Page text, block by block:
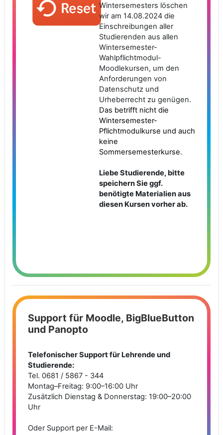
Wintersemesters löschen
wir am 14.08.2024die
Einschreibungen aller
Studierenden aus allen
Wintersemester-
Wahlpflichtmodul-
Moodlekursen, um den
Anforderungen von
Datenschutz und
Urheberrecht zu genügen.
Das betrifft nicht die
Wintersemester-
Pflichtmodulkurse und auch
keine
Sommersemesterkurse.
Liebe Studierende, bitte
speichern Sie ggf.
benötigte Materialien aus
diesen Kursen vorher ab.
Support für Moodle,BigBlueButton
und Panopto
Telefonischer Support für Lehrende und
Studierende:
Tel. 0681 / 5867 - 344
Montag–Freitag: 9:00–16:00 Uhr
Zusätzlich Dienstag & Donnerstag: 19:00–20:00
Uhr
Oder Support per E-Mail: